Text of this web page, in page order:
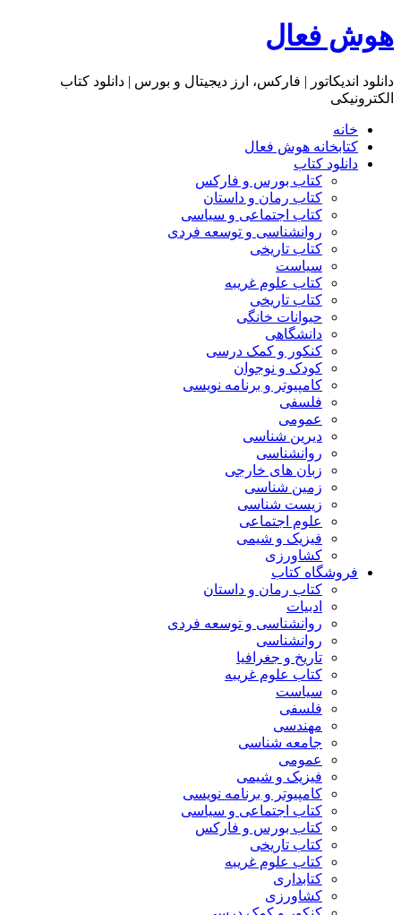
هوش فعال
دانلود اندیکاتور | فارکس، ارز دیجیتال و بورس | دانلود کتاب
الکترونیکی
خانه
کتابخانه هوش فعال
دانلود کتاب
کتاب بورس و فارکس
کتاب رمان و داستان
کتاب اجتماعی و سیاسی
روانشناسی و توسعه فردی
کتاب تاریخی
سیاست
کتاب علوم غریبه
کتاب تاریخی
حیوانات خانگی
دانشگاهی
کنکور و کمک‌ درسی
کودک و نوجوان
کامپیوتر و برنامه نویسی
فلسفی
عمومی
دیرین شناسی
روانشناسی
زبان های خارجی
زمین شناسی
زیست شناسی
علوم اجتماعی
فیزیک و شیمی
کشاورزی
فروشگاه کتاب
کتاب رمان و داستان
ادبیات
روانشناسی و توسعه فردی
روانشناسی
تاریخ و جغرافیا
کتاب علوم غریبه
سیاست
فلسفی
مهندسی
جامعه شناسی
عمومی
فیزیک و شیمی
کامپیوتر و برنامه نویسی
کتاب اجتماعی و سیاسی
کتاب بورس و فارکس
کتاب تاریخی
کتاب علوم غریبه
کتابداری
کشاورزی